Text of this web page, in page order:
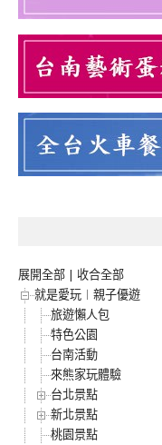
展開全部 | 收合全部
就是愛玩︱親子優遊
旅遊懶人包
特色公園
台南活動
來熊家玩體驗
台北景點
新北景點
桃園景點